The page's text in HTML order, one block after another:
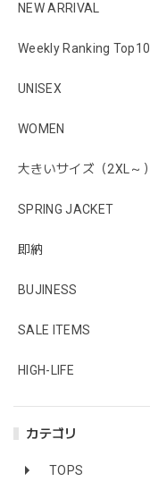
NEW ARRIVAL
Weekly Ranking Top10
UNISEX
WOMEN
大きいサイズ（2XL～）
SPRING JACKET
即納
BUJINESS
SALE ITEMS
HIGH-LIFE
カテゴリ
TOPS